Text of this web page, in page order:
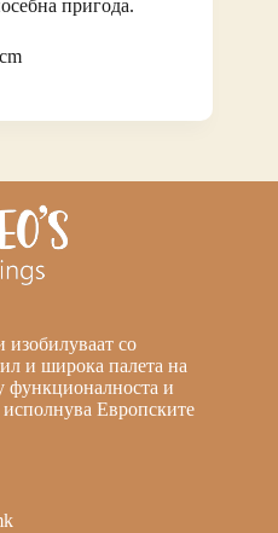
пригода.
со
и широка палета на
функционалноста и
исполнува Европските